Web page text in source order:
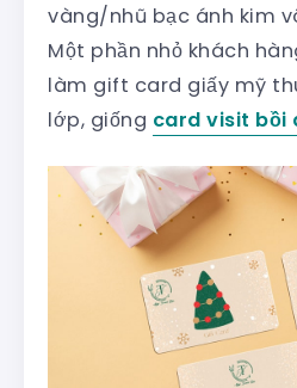
vàng/nhũ bạc ánh kim
Một phần nhỏ khách
làm gift card giấy mỹ
lớp, giống card visit bồi